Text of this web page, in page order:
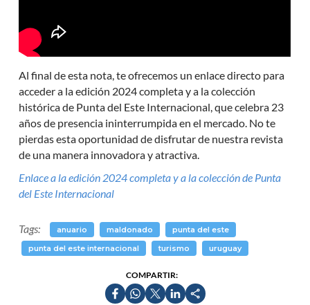
Al final de esta nota, te ofrecemos un enlace directo para
acceder a la edición 2024 completa y a la colección
histórica de Punta del Este Internacional, que celebra 23
años de presencia ininterrumpida en el mercado. No te
pierdas esta oportunidad de disfrutar de nuestra revista
de una manera innovadora y atractiva.
Enlace a la edición 2024 completa y a la colección de Punta
del Este Internacional
Tags: anuario maldonado
punta del este
punta del este internacional
turismo uruguay
COMPARTIR: